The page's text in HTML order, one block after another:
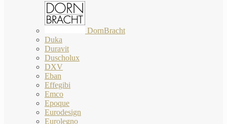
DornBracht
Duka
Duravit
Duscholux
DXV
Eban
Effegibi
Emco
Epoque
Eurodesign
Eurolegno